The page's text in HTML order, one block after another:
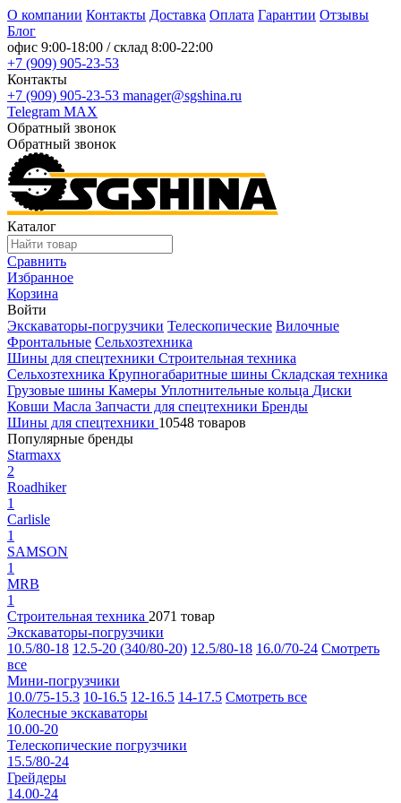
О компании Контакты Доставка Оплата Гарантии Отзывы
Блог
офис 9:00-18:00 / склад 8:00-22:00
+7 (909) 905-23-53
Контакты
+7 (909) 905-23-53 manager@sgshina.ru
Telegram MAX
Обратный звонок
Обратный звонок
Каталог
Сравнить
Избранное
Корзина
Войти
Экскаваторы-погрузчики Телескопические Вилочные
Фронтальные Сельхозтехника
Шины для спецтехники Строительная техника
Сельхозтехника Крупногабаритные шины Складская техника
Грузовые шины Камеры Уплотнительные кольца Диски
Ковши Масла Запчасти для спецтехники Бренды
Шины для спецтехники 10548 товаров
Популярные бренды
Starmaxx
2
Roadhiker
1
Carlisle
1
SAMSON
1
MRB
1
Строительная техника 2071 товар
Экскаваторы-погрузчики
10.5/80-18 12.5-20 (340/80-20) 12.5/80-18 16.0/70-24 Смотреть
все
Мини-погрузчики
10.0/75-15.3 10-16.5 12-16.5 14-17.5 Смотреть все
Колесные экскаваторы
10.00-20
Телескопические погрузчики
15.5/80-24
Грейдеры
14.00-24